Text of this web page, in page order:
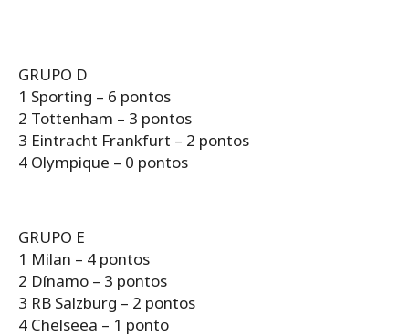
GRUPO D
1 Sporting – 6 pontos
2 Tottenham – 3 pontos
3 Eintracht Frankfurt – 2 pontos
4 Olympique – 0 pontos
GRUPO E
1 Milan – 4 pontos
2 Dínamo – 3 pontos
3 RB Salzburg – 2 pontos
4 Chelseea – 1 ponto